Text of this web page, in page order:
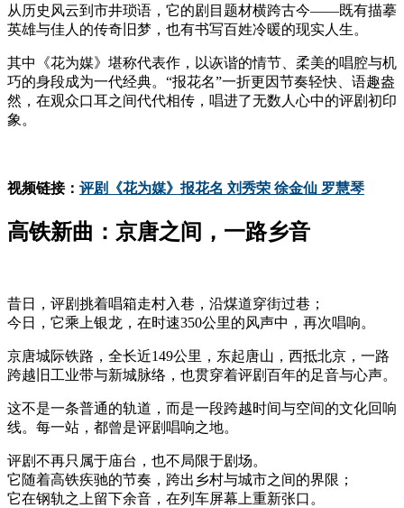
从历史风云到市井琐语，它的剧目题材横跨古今——既有描摹
英雄与佳人的传奇旧梦，也有书写百姓冷暖的现实人生。
其中《花为媒》堪称代表作，以诙谐的情节、柔美的唱腔与机
巧的身段成为一代经典。“报花名”一折更因节奏轻快、语趣盎
然，在观众口耳之间代代相传，唱进了无数人心中的评剧初印
象。
视频链接： 评剧《花为媒》报花名 刘秀荣 徐金仙 罗慧琴
高铁新曲：京唐之间，一路乡音
昔日，评剧挑着唱箱走村入巷，沿煤道穿街过巷；
今日，它乘上银龙，在时速350公里的风声中，再次唱响。
京唐城际铁路，全长近149公里，东起唐山，西抵北京，一路
跨越旧工业带与新城脉络，也贯穿着评剧百年的足音与心声。
这不是一条普通的轨道，而是一段跨越时间与空间的文化回响
线。每一站，都曾是评剧唱响之地。
评剧不再只属于庙台，也不局限于剧场。
它随着高铁疾驰的节奏，跨出乡村与城市之间的界限；
它在钢轨之上留下余音，在列车屏幕上重新张口。